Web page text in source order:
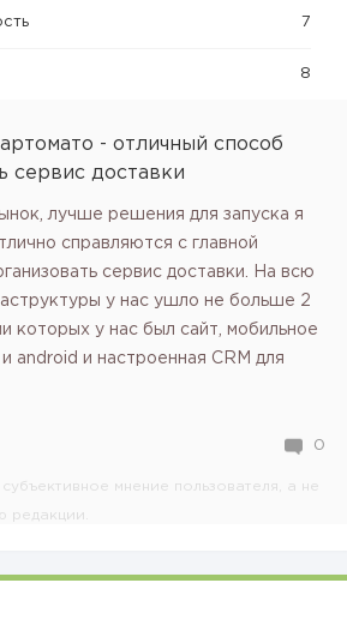
7
8
- отличный способ
сервис доставки
лучше решения для запуска я
справляются с главной
сервис доставки. На всю
у нас ушло не больше 2
которых у нас был сайт, мобильное
android и настроенная CRM для
0
мнение пользователя, а не
редакции.